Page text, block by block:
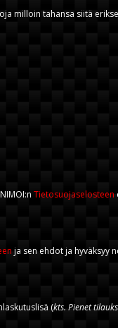
milloin tahansa siitä
Tietosuojaselosteen
ja sen ehdot ja hyväksyy
(kts. Pienet